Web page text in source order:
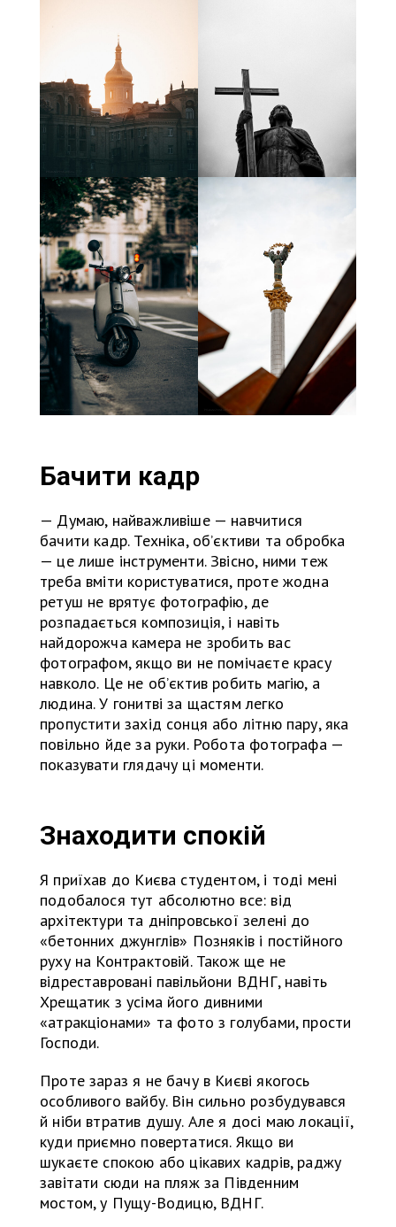
Бачити кадр
— Думаю, найважливіше — навчитися
бачити кадр. Техніка, об’єктиви та обробка
— це лише інструменти. Звісно, ними теж
треба вміти користуватися, проте жодна
ретуш не врятує фотографію, де
розпадається композиція, і навіть
найдорожча камера не зробить вас
фотографом, якщо ви не помічаєте красу
навколо. Це не об’єктив робить магію, а
людина. У гонитві за щастям легко
пропустити захід сонця або літню пару, яка
повільно йде за руки. Робота фотографа —
показувати глядачу ці моменти.
Знаходити спокій
Я приїхав до Києва студентом, і тоді мені
подобалося тут абсолютно все: від
архітектури та дніпровської зелені до
«бетонних джунглів» Позняків і постійного
руху на Контрактовій. Також ще не
відреставровані павільйони ВДНГ, навіть
Хрещатик з усіма його дивними
«атракціонами» та фото з голубами, прости
Господи.
Проте зараз я не бачу в Києві якогось
особливого вайбу. Він сильно розбудувався
й ніби втратив душу. Але я досі маю локації,
куди приємно повертатися. Якщо ви
шукаєте спокою або цікавих кадрів, раджу
завітати сюди на пляж за Південним
мостом, у Пущу-Водицю, ВДНГ.